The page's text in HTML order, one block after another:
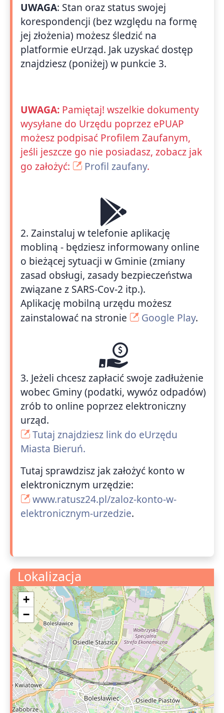
UWAGA: Stan oraz status swojej
korespondencji (bez względu na formę
jej złożenia) możesz śledzić na
platformie eUrząd. Jak uzyskać dostęp
znajdziesz (poniżej) w punkcie 3.
UWAGA: Pamiętaj! wszelkie dokumenty
wysyłane do Urzędu poprzez ePUAP
możesz podpisać Profilem Zaufanym,
jeśli jeszcze go nie posiadasz, zobacz jak
go założyć:
Profil zaufany.
2. Zainstaluj w telefonie aplikację
mobliną - będziesz informowany online
o bieżącej sytuacji w Gminie (zmiany
zasad obsługi, zasady bezpieczeństwa
związane z SARS-Cov-2 itp.).
Aplikację mobilną urzędu możesz
zainstalować na stronie
Google Play.
3. Jeżeli chcesz zapłacić swoje zadłużenie
wobec Gminy (podatki, wywóz odpadów)
zrób to online poprzez elektroniczny
urząd.
Tutaj znajdziesz link do eUrzędu
Miasta Bieruń.
Tutaj sprawdzisz jak założyć konto w
elektronicznym urzędzie:
www.ratusz24.pl/zaloz-konto-w-
elektronicznym-urzedzie.
Lokalizacja
+
−